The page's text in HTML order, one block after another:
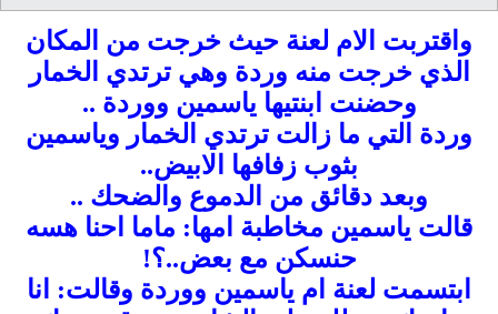
واقتربت الام لعنة حيث خرجت من المكان
الذي خرجت منه وردة وهي ترتدي الخمار
وحضنت ابنتيها ياسمين ووردة ..
وردة التي ما زالت ترتدي الخمار وياسمين
بثوب زفافها الابيض..
وبعد دقائق من الدموع والضحك ..
قالت ياسمين مخاطبة امها: ماما احنا هسه
حنسكن مع بعض..؟!
ابتسمت لعنة ام ياسمين ووردة وقالت: انا